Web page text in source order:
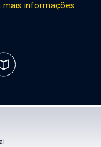
mais informações